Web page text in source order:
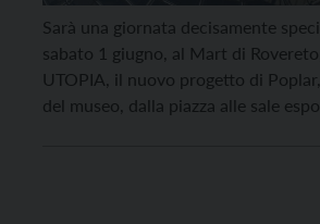
Sarà una giornata decisamente
sabato 1 giugno, al Mart di
UTOPIA, il nuovo progetto di
del museo, dalla piazza alle sale